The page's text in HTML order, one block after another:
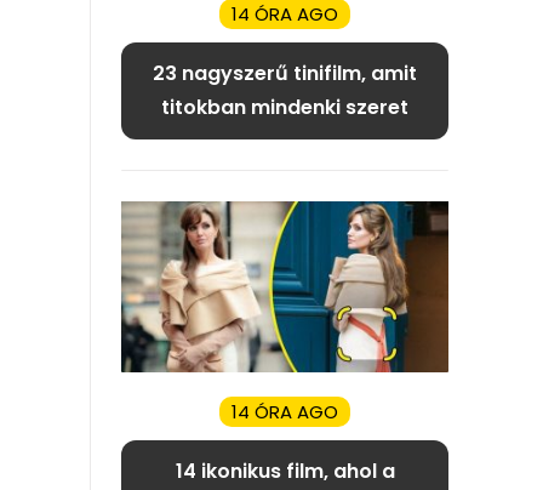
14 ÓRA AGO
23 nagyszerű tinifilm, amit
titokban mindenki szeret
14 ÓRA AGO
14 ikonikus film, ahol a